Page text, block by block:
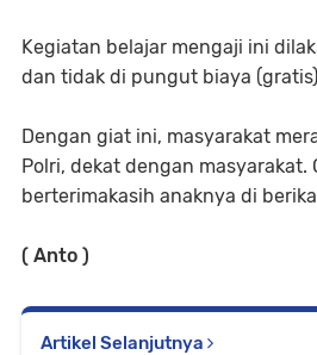
Kegiatan belajar mengaji ini
dan tidak di pungut biaya
Dengan giat ini, masyarakat
Polri, dekat dengan masyarakat.
berterimakasih anaknya di
( Anto )
Artikel Selanjutnya